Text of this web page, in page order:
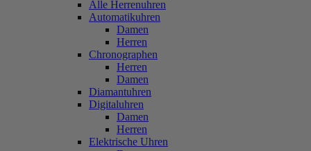
Alle Herrenuhren
Automatikuhren
Damen
Herren
Chronographen
Herren
Damen
Diamantuhren
Digitaluhren
Damen
Herren
Elektrische Uhren